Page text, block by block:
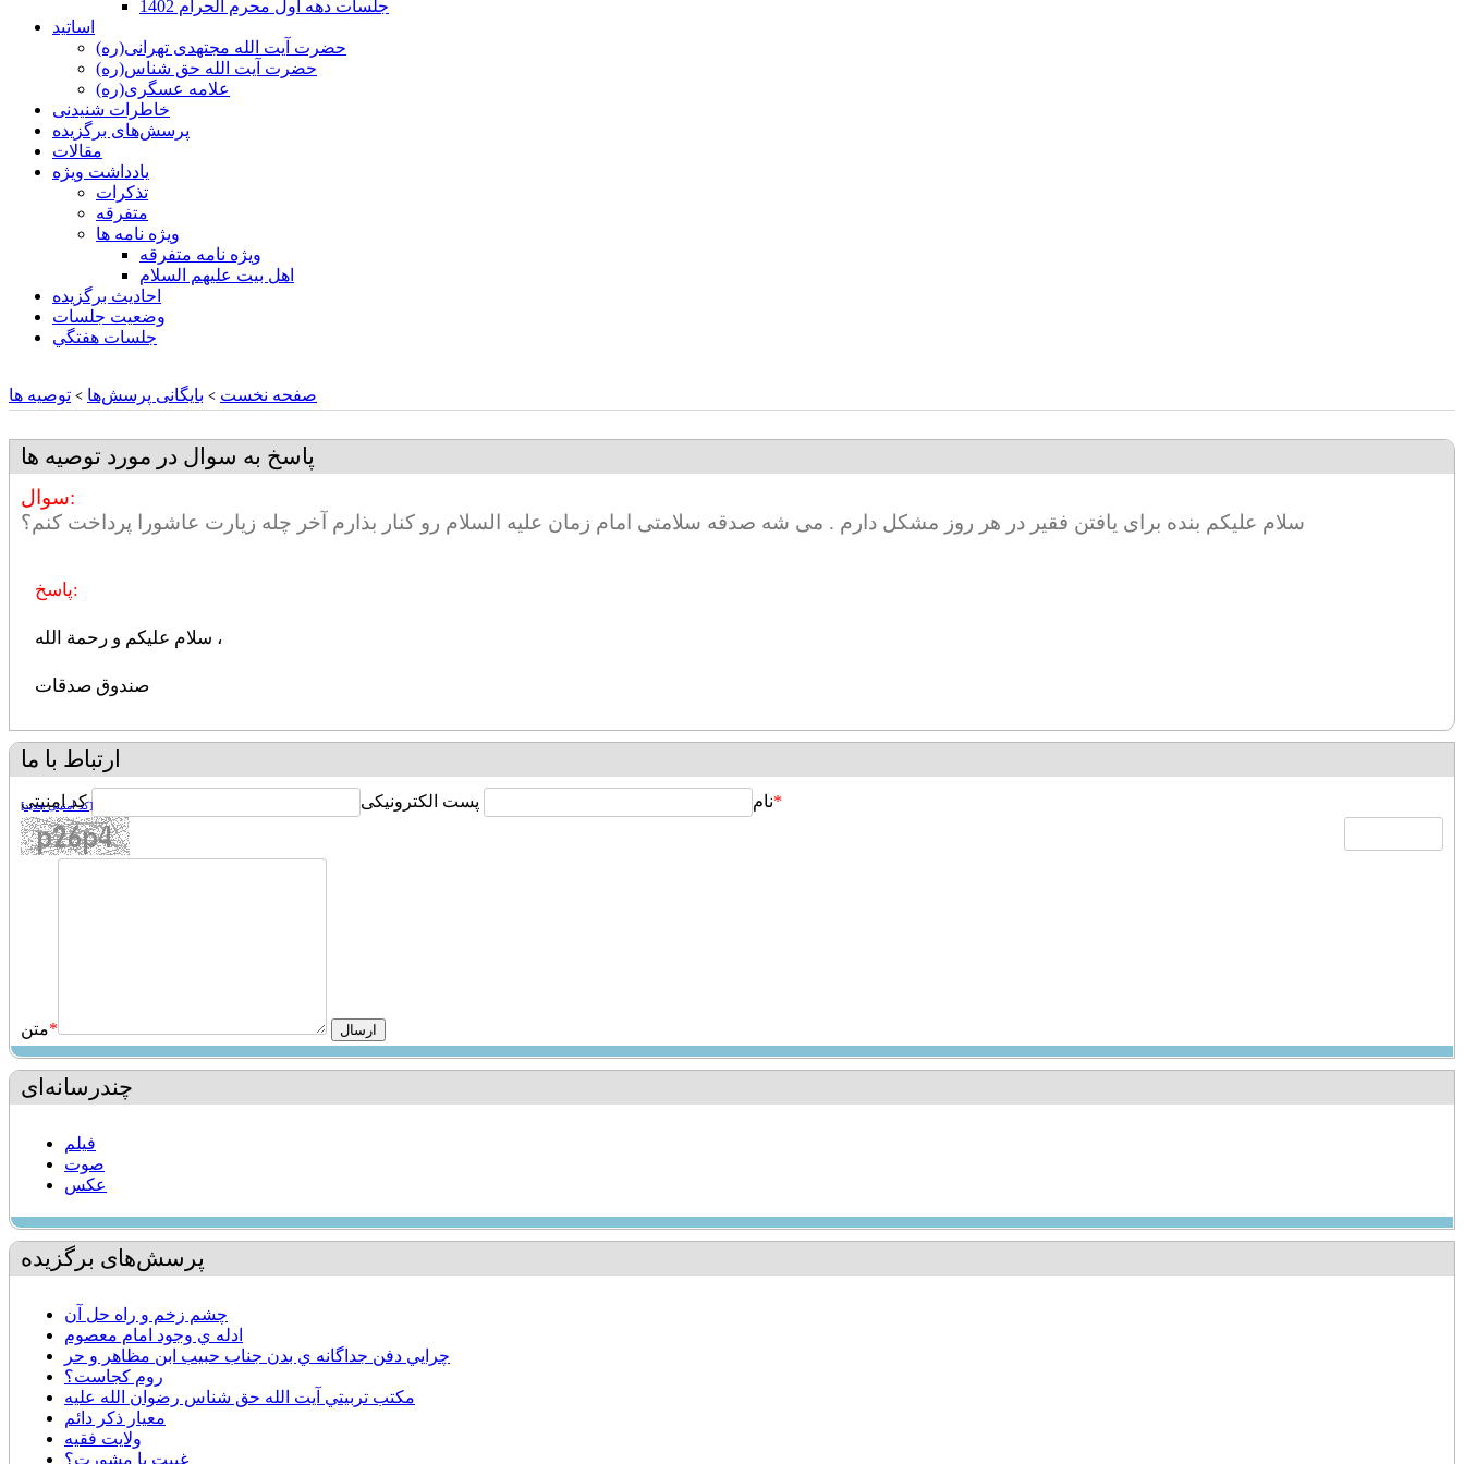
جلسات دهه اول محرم الحرام 1402
اساتید
حضرت آیت الله مجتهدی تهرانی(ره)
حضرت آیت الله حق شناس(ره)
علامه عسگری(ره)
خاطرات شنیدنی
پرسش‌های برگزیده
مقالات
یادداشت ویژه
تذكرات
متفرقه
ويژه نامه ها
ويژه نامه متفرقه
اهل بيت عليهم السلام
احادیث برگزیده
وضعیت جلسات
جلسات هفتگي
صفحه نخست > بایگانی پرسش‌ها > توصیه ها
پاسخ به سوال در مورد توصیه ها
سوال:
سلام علیکم بنده برای یافتن فقیر در هر روز مشکل دارم . می شه صدقه سلامتی امام زمان علیه السلام رو کنار بذارم آخر چله زیارت عاشورا پرداخت کنم؟
پاسخ:
سلام علیکم و رحمة الله ،
صندوق صدقات
ارتباط با ما
نام پست الکترونیکی کد امنیتی * [کد امنیتی جدید]
متن*
چندرسانه‌ای
فیلم
صوت
عکس
پرسش‌های برگزیده
چشم زخم و راه حل آن
ادله ي وجود امام معصوم
چرايي دفن جداگانه ي بدن جناب حبيب ابن مظاهر و حر
روم كجاست؟
مكتب تربيتي آيت الله حق شناس رضوان الله عليه
معيار ذكر دائم
ولايت فقيه
غيبت يا مشورت؟